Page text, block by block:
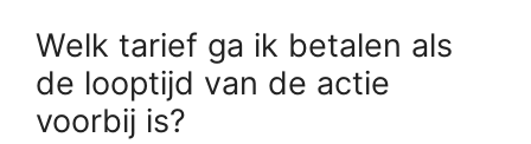
Welk tarief ga ik betalen als
de looptijd van de actie
voorbij is?